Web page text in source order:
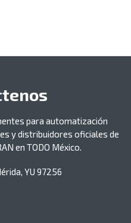
para automatización
y distribuidores oficiales de
en TODO México.
YU 97256